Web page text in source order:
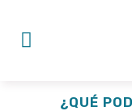
¿QUÉ